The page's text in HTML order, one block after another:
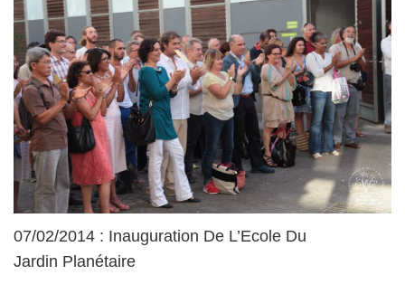
07/02/2014 : Inauguration De L’Ecole Du
Jardin Planétaire